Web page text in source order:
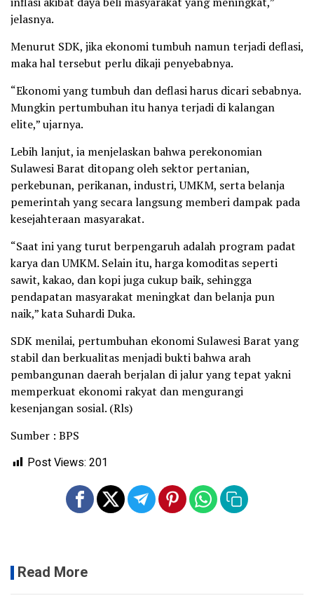
jelasnya.
Menurut SDK, jika ekonomi tumbuh namun terjadi deflasi,
maka hal tersebut perlu dikaji penyebabnya.
“Ekonomi yang tumbuh dan deflasi harus dicari sebabnya.
Mungkin pertumbuhan itu hanya terjadi di kalangan
elite,” ujarnya.
Lebih lanjut, ia menjelaskan bahwa perekonomian
Sulawesi Barat ditopang oleh sektor pertanian,
perkebunan, perikanan, industri, UMKM, serta belanja
pemerintah yang secara langsung memberi dampak pada
kesejahteraan masyarakat.
“Saat ini yang turut berpengaruh adalah program padat
karya dan UMKM. Selain itu, harga komoditas seperti
sawit, kakao, dan kopi juga cukup baik, sehingga
pendapatan masyarakat meningkat dan belanja pun
naik,” kata Suhardi Duka.
SDK menilai, pertumbuhan ekonomi Sulawesi Barat yang
stabil dan berkualitas menjadi bukti bahwa arah
pembangunan daerah berjalan di jalur yang tepat yakni
memperkuat ekonomi rakyat dan mengurangi
kesenjangan sosial. (Rls)
Sumber : BPS
Post Views: 201
Read More